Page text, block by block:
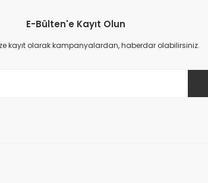
E-Bülten'e Kayıt Olun
kayıt olarak kampanyalardan, haberdar olabilirsiniz.